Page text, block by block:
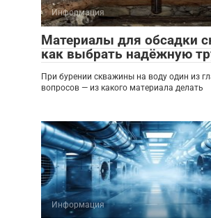
Информация
Материалы для обсадки
как выбрать надёжную
При бурении скважины на воду один из
вопросов — из какого материала делать
Информация